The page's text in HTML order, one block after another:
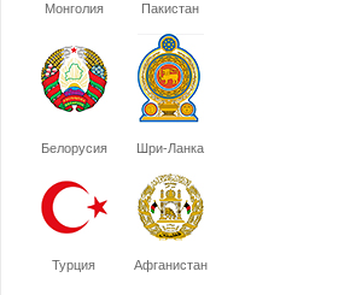
Монголия Пакистан
Белорусия Шри-Ланка
Турция Афганистан